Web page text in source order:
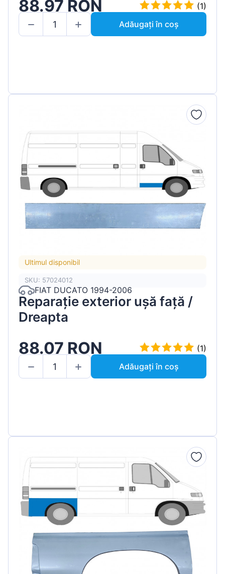
88.97 RON
(1)
Adăugați în coș
Ultimul disponibil
SKU: 57024012
FIAT DUCATO 1994-2006
Reparație exterior ușă față /
Dreapta
88.07 RON
(1)
Adăugați în coș